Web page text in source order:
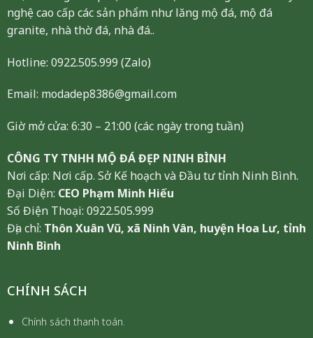
nghệ cao cấp các sản phẩm như lăng mộ đá, mộ đá
granite, nhà thờ đá, nhà đá..
Hotline: 0922.505.999 (Zalo)
Email: modadep8386@gmail.com
Giờ mở cửa: 6:30 – 21:00 (các ngày trong tuần)
CÔNG TY TNHH MỘ ĐÁ ĐẸP NINH BÌNH
Nơi cấp: Nơi cấp. Sở Kế hoạch và Đầu tư tỉnh Ninh Bình.
Đại Diện: CEO Phạm Minh Hiếu
Số Điện Thoại: 0922.505.999
Địa chỉ: Thôn Xuân Vũ, xã Ninh Vân, huyện Hoa Lư, tỉnh
Ninh Bình
CHÍNH SÁCH
Chính sách thanh toán.